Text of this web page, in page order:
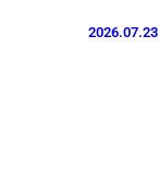
2026.07.23